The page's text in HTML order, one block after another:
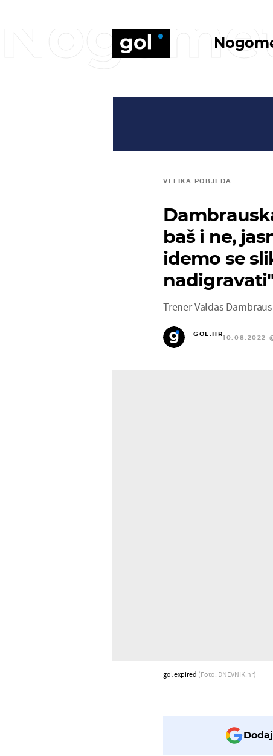
VELIKA POBJEDA
baš i ne,
idemo se
Trener Valdas
GOL.HR
10.08.2022
gol expired (Foto: DNEVNIK.hr)